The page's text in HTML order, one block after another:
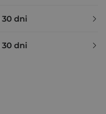
30 dni
30 dni